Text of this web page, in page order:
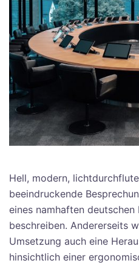
Hell, modern,
beeindruckende
eines namhaften deutschen
beschreiben. Andererseits
Umsetzung auch eine
hinsichtlich einer